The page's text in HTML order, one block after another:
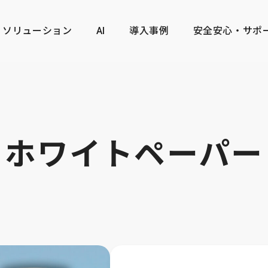
ソリューション AI 導入事例 安全安心・サポ
ホワイトペーパー